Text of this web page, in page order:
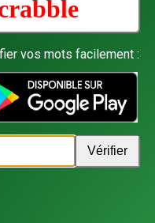
vos mots facilement :